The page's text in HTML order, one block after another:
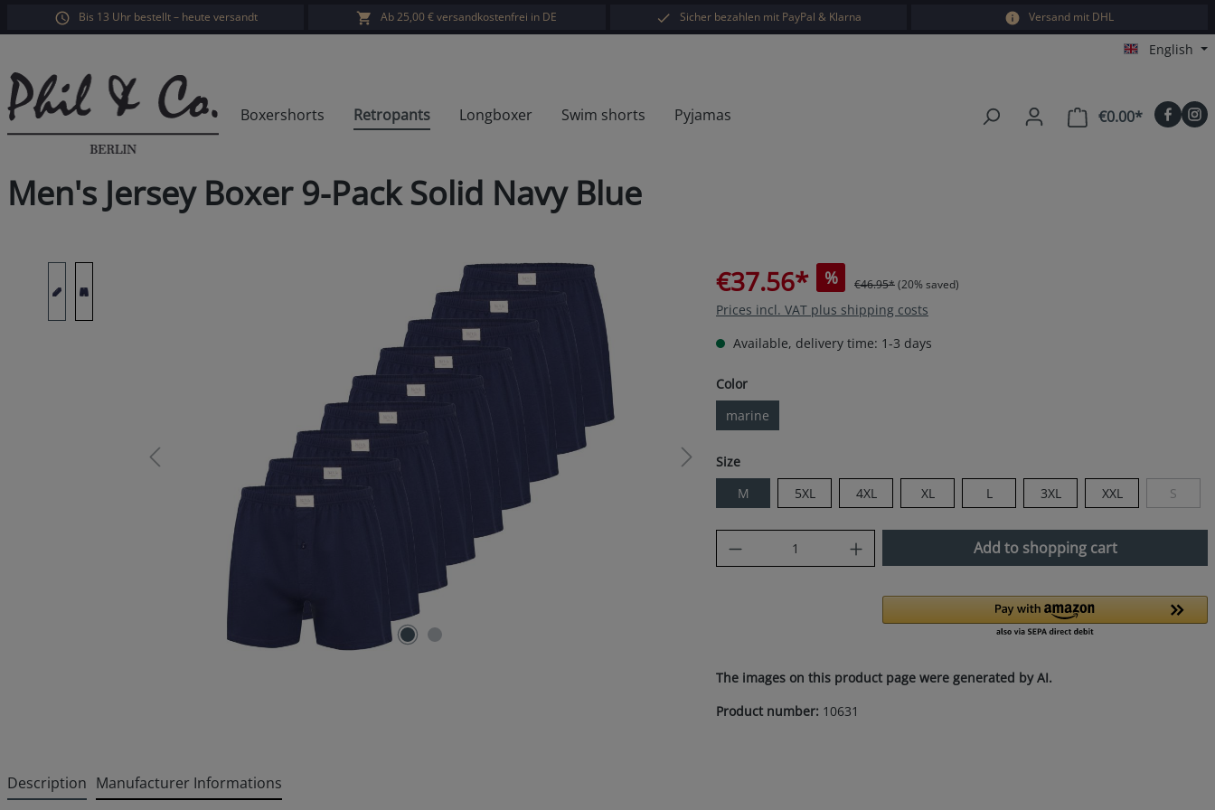
Skip to main navigation
Bis 13 Uhr bestellt – heute versandt Ab 25,00 € versandkostenfrei in DE Sicher bezahlen mit PayPal & Klarna Versand mit DHL
English
Boxershorts Retropants Longboxer Swim shorts Pyjamas €0.00*Shopping
Men's Jersey Boxer 9-Pack Solid Navy Blue
€37.56* % €46.95*(20% saved)
Prices incl. VAT plus shipping costs
Available, delivery time: 1-3 days
Select
Color
marine
Select
Size
M
5XL 4XL XL L 3XL XXL S(This
Product Quantity: Enter the desired amount or
Add to shopping cart
The images on this product page were generated by AI.
Product number: 10631
Description Manufacturer Informations